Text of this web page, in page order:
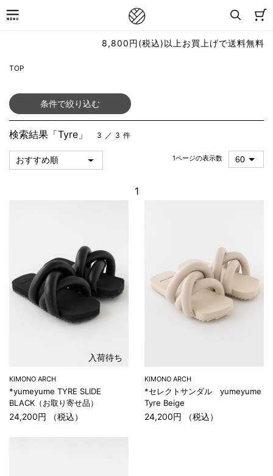
8,800円(税込)以上お買上げで送料無料
TOP
条件で絞り込む
検索結果「Tyre」 3 ／ 3 件
1ページの表示数
1
入荷待ち
KIMONO ARCH
*yumeyume TYRE SLIDE
BLACK（お取り寄せ品）
24,200円 （税込）
KIMONO ARCH
*セレクトサンダル yumeyume
Tyre Beige
24,200円 （税込）